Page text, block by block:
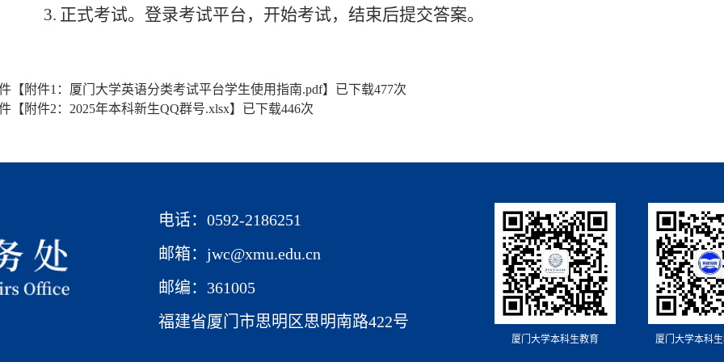
3. 正式考试。登录考试平台，开始考试，结束后提交答案。
【 附件1：厦门大学英语分类考试平台学生使用指南.pdf】已下载477次
【 附件2：2025年本科新生QQ群号.xlsx】已下载446次
电话：0592-2186251
邮箱：jwc@xmu.edu.cn
邮编：361005
福建省厦门市思明区思明南路422号
厦门大学本科生教育 厦门大学本科